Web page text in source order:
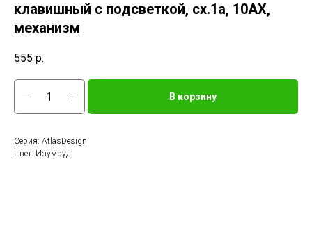
клавишный с подсветкой, сх.1а, 10АХ,
механизм
555 р.
В корзину
Серия: AtlasDesign
Цвет: Изумруд